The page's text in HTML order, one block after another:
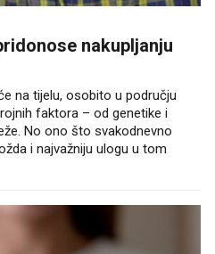
nakupljanju
na tijelu, osobito u području
faktora – od genetike i
No ono što svakodnevno
i najvažniju ulogu u tom